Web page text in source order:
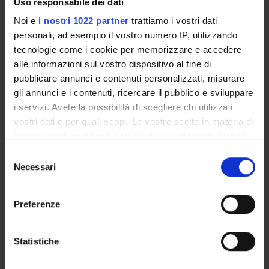
Noi e i nostri 1022 partner trattiamo i vostri dati
personali, ad esempio il vostro numero IP, utilizzando
tecnologie come i cookie per memorizzare e accedere
alle informazioni sul vostro dispositivo al fine di
pubblicare annunci e contenuti personalizzati, misurare
gli annunci e i contenuti, ricercare il pubblico e sviluppare
i servizi. Avete la possibilità di scegliere chi utilizza i
vostri dati e per quali scopi. Le vostre scelte in materia di
modificare o revocare il proprio consenso in qualsiasi
momento dalla Dichiarazione sui cookie o facendo clic
raccogliere informazioni sulla tua posizione
geografica, con un'approssimazione di qualche
delNecessari
Preferenze
Statistiche
Alberto Roveda
Alberto Bonomo
Stefano Romagnoli
SEDUTE E VERBALI
ORGANIZZAZIONE